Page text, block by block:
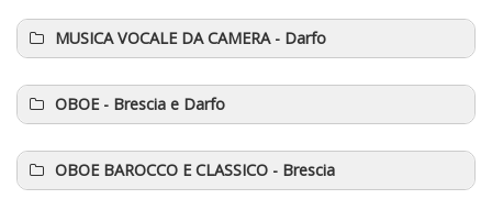
MUSICA VOCALE DA CAMERA- Darfo
OBOE- Brescia e Darfo
OBOE BAROCCO E CLASSICO - Brescia